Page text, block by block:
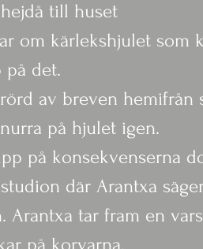
till huset
om kärlekshjulet som
på det.
av breven hemifrån
på hjulet igen.
på konsekvenserna
där Arantxa
Arantxa tar fram en